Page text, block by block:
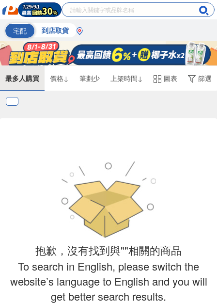
宅配 到店取貨
最多人購買 價格↓ 筆劃少 上架時間↓ 圖表 篩選
抱歉，沒有找到與""相關的商品
To search in English, please switch the
website’s language to English and you will
get better search results.